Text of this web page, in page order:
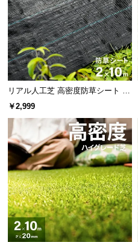
リアル人工芝 高密度防草シート 2×
10m
￥2,999